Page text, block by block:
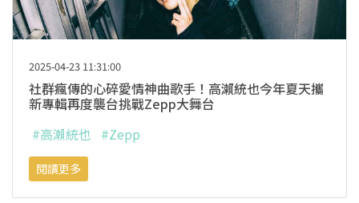
2025-04-23 11:31:00
社群瘋傳的心碎愛情神曲歌手！高瀨統也今年夏天攜
新專輯再度襲台挑戰Zepp大舞台
#高瀨統也 #Zepp
閱讀更多